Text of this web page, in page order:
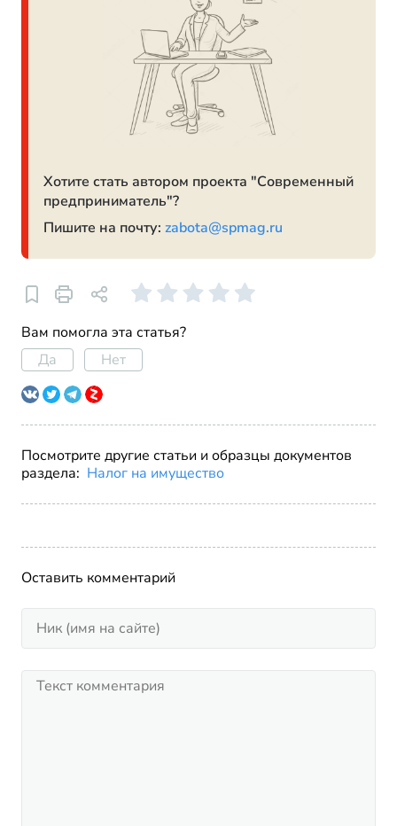
Хотите стать автором проекта "Современный
предприниматель"?
Пишите на почту: zabota@spmag.ru
Вам помогла эта статья?
Да
Нет
Посмотрите другие статьи и образцы документов
раздела: Налог на имущество
Оставить комментарий